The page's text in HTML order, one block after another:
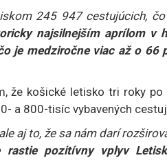
245 947 cestujúcich,
najsilnejším aprílom v
je medziročne viac až o 66
že košické letisko tri roky
a 800-tisíc vybavených
aj to, že sa nám darí
rastie pozitívny vplyv